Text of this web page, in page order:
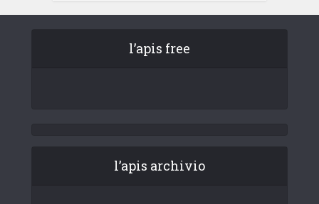
l’apis free
l’apis archivio